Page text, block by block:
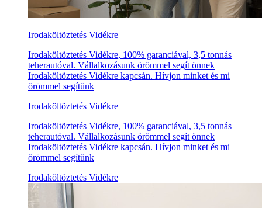
Irodaköltöztetés Vidékre
Irodaköltöztetés Vidékre, 100% garanciával, 3,5 tonnás
teherautóval. Vállalkozásunk örömmel segít önnek
Irodaköltöztetés Vidékre kapcsán. Hívjon minket és mi
örömmel segítünk
Irodaköltöztetés Vidékre
Irodaköltöztetés Vidékre, 100% garanciával, 3,5 tonnás
teherautóval. Vállalkozásunk örömmel segít önnek
Irodaköltöztetés Vidékre kapcsán. Hívjon minket és mi
örömmel segítünk
Irodaköltöztetés Vidékre